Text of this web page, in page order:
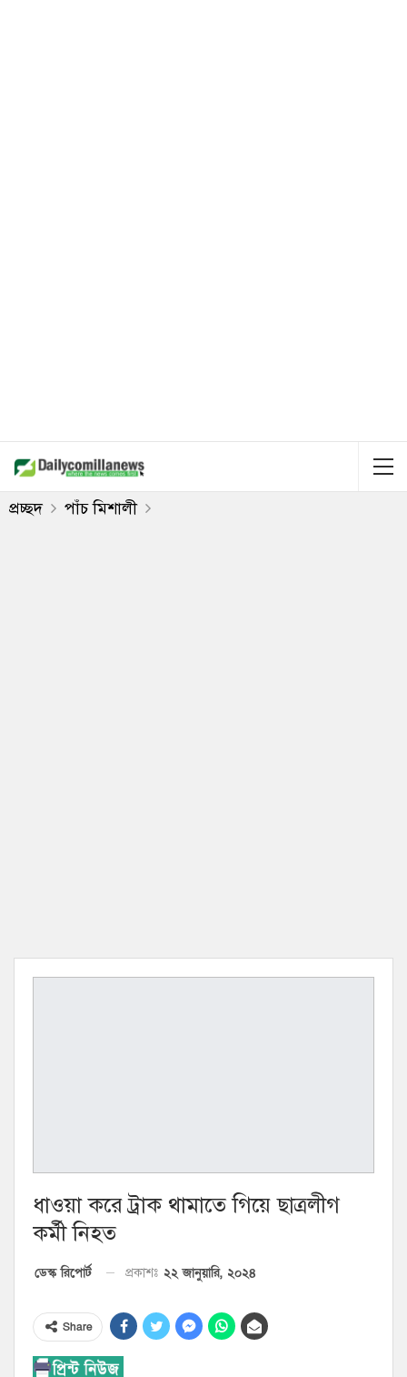
প্রচ্ছদ পাঁচ মিশালী
ধাওয়া করে ট্রাক থামাতে গিয়ে ছাত্রলীগ
কর্মী নিহত
ডেস্ক রিপোর্ট প্রকাশঃ ২২ জানুয়ারি, ২০২৪
Share